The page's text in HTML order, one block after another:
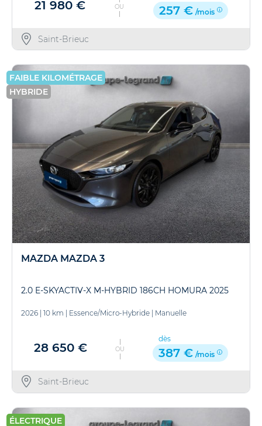
21 980 € OU 257 € /mois
Saint-Brieuc
FAIBLE KILOMÉTRAGE
HYBRIDE
MAZDA MAZDA 3
2.0 E-SKYACTIV-X M-HYBRID 186CH HOMURA 2025
2026 10 km Essence/Micro-Hybride Manuelle
28 650 € OU
dès
387 € /mois
Saint-Brieuc
ÉLECTRIQUE